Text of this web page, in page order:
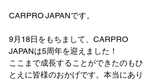
CARPRO JAPANです。
9月18日をもちまして、CARPRO
JAPANは5周年を迎えました！
ここまで成長することができたのもひ
とえに皆様のおかげです。本当にあり